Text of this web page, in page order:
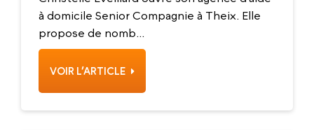
à domicile Senior Compagnie à Theix. Elle
propose de nomb...
VOIR L’ARTICLE